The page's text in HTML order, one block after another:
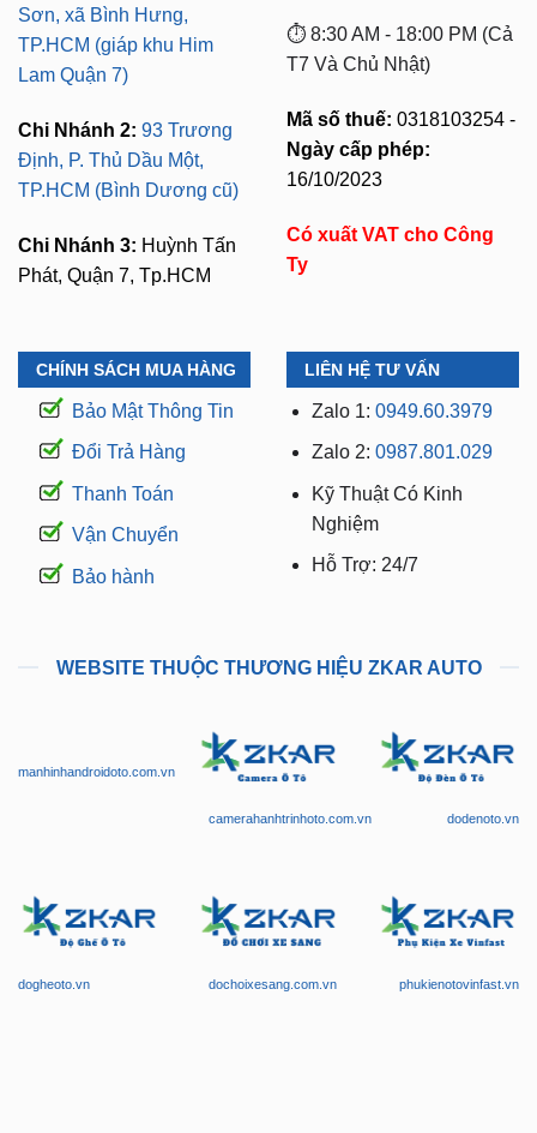
Sơn, xã Bình Hưng,
TP.HCM (giáp khu Him
Lam Quận 7)
Chi Nhánh 2: 93 Trương
Định, P. Thủ Dầu Một,
TP.HCM (Bình Dương cũ)
Chi Nhánh 3: Huỳnh Tấn
Phát, Quận 7, Tp.HCM
⏱️ 8:30 AM - 18:00 PM (Cả
T7 Và Chủ Nhật)
Mã số thuế: 0318103254 -
Ngày cấp phép:
16/10/2023
Có xuất VAT cho Công
Ty
CHÍNH SÁCH MUA HÀNG
Bảo Mật Thông Tin
Đổi Trả Hàng
Thanh Toán
Vận Chuyển
Bảo hành
LIÊN HỆ TƯ VẤN
Zalo 1: 0949.60.3979
Zalo 2: 0987.801.029
Kỹ Thuật Có Kinh
Nghiệm
Hỗ Trợ: 24/7
WEBSITE THUỘC THƯƠNG HIỆU ZKAR AUTO
manhinhandroidoto.com.vn
camerahanhtrinhoto.com.vn dodenoto.vn
dogheoto.vn dochoixesang.com.vn phukienotovinfast.vn